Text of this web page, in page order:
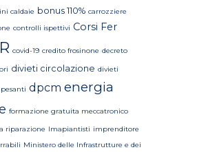
caldaie bonus 110% carrozziere
controlli ispettivi Corsi Fer
covid-19 credito frosinone decreto
divieti circolazione divieti
dpcm energia
formazione gratuita meccatronico
riparazione Imapiantisti imprenditore
Ministero delle Infrastrutture e dei